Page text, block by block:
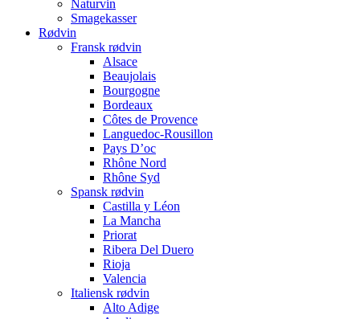
Naturvin
Smagekasser
Rødvin
Fransk rødvin
Alsace
Beaujolais
Bourgogne
Bordeaux
Côtes de Provence
Languedoc-Rousillon
Pays D’oc
Rhône Nord
Rhône Syd
Spansk rødvin
Castilla y Léon
La Mancha
Priorat
Ribera Del Duero
Rioja
Valencia
Italiensk rødvin
Alto Adige